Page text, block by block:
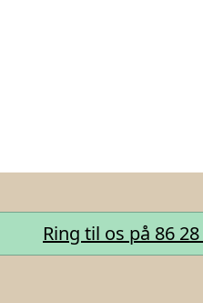
Ring til os på 86